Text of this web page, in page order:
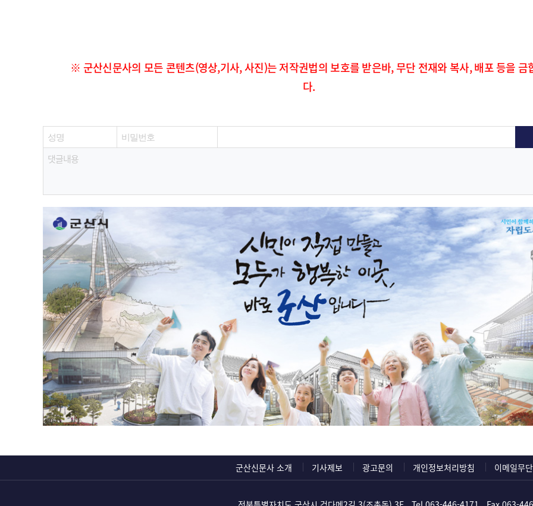
※ 군산신문사의 모든 콘텐츠(영상,기사, 사진)는 저작권법의 보호를 받은바, 무단 전재와 복사, 배포 등을 금
다.
군산신문사 소개 기사제보 광고문의 개인정보처리방침 이메일무